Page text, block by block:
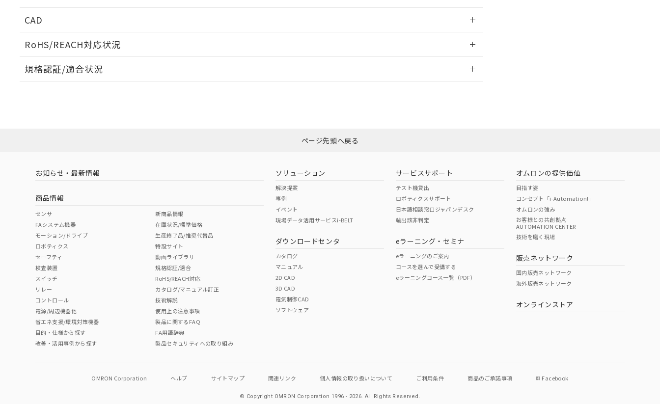
CAD
RoHS/REACH対応状況
EU RoHS 注意事項・凡例
ダウンロードはこちら
中国 RoHS 注意事項・凡例
中国 RoHS表
Pb Hg Cr(VI)
O O
"対応済み"や非含有の記載がされた商品であっても、流通在庫等で未対応品が混在する可能性があります。
非含有品が必要な際は、弊社営業部門もしくは販売店へお問い合わせください。
規格認証/適合状況
ページ先頭へ戻る
お知らせ・最新情報
商品情報
センサ
FAシステム機器
モーション/ドライブ
ロボティクス
セーフティ
検査装置
スイッチ
リレー
コントロール
電源/周辺機器他
省エネ支援/環境対策機器
目的・仕様から探す
改善・活用事例から探す
新商品情報
在庫状況/標準価格
生産終了品/推奨代替品
特設サイト
動画ライブラリ
規格認証/適合
RoHS/REACH対応
カタログ/マニュアル訂正
技術解説
使用上の注意事項
製品に関するFAQ
FA用語辞典
製品セキュリティへの取り組み
ソリューション
解決提案
事例
イベント
現場データ活用サービスi-BELT
ダウンロードセンタ
カタログ
マニュアル
2D CAD
3D CAD
電気制御CAD
ソフトウェア
サービスサポート
テスト機貸出
ロボティクスサポート
日本語相談窓口ジャパンデスク
輸出該非判定
eラーニング・セミナ
eラーニングのご案内
コースを選んで受講する
eラーニングコース一覧（PDF）
オムロンの提供価値
目指す姿
コンセプト「i-Automation!」
オムロンの強み
お客様との共創拠点
AUTOMATION CENTER
技術を磨く現場
販売ネットワーク
国内販売ネットワーク
海外販売ネットワーク
オンラインストア
OMRON Corporation ヘルプ サイトマップ 関連リンク 個人情報の取り扱いについて ご利用条件 商品のご承諾事項 Facebook
© Copyright OMRON Corporation 1996 - 2026.All Rights Reserved.